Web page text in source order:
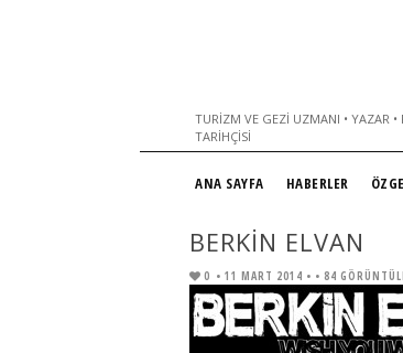
TURIZM VE GEZI UZMANI • YAZAR •
TARIHÇISI
ANA SAYFA HABERLER
BERKIN ELVAN
0 • 11 MART 2014 • • 84